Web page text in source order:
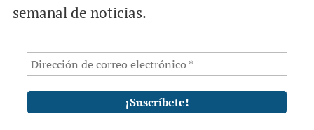
semanal de noticias.